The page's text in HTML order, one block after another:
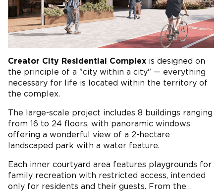
Creator City Residential Complex is designed on
the principle of a "city within a city" — everything
necessary for life is located within the territory of
the complex.
The large-scale project includes 8 buildings ranging
from 16 to 24 floors, with panoramic windows
offering a wonderful view of a 2-hectare
landscaped park with a water feature.
Each inner courtyard area features playgrounds for
family recreation with restricted access, intended
only for residents and their guests. From the…